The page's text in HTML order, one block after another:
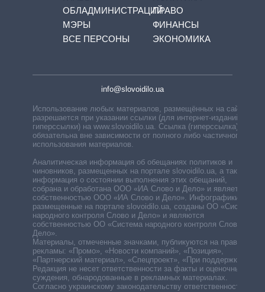
ОБЛАДМИНИСТРАЦИЙ
МЭРЫ
ВСЕ ПЕРСОНЫ
ПРАВО
ФИНАНСЫ
ЭКОНОМИКА
info@slovoidilo.ua
Использование любых материалов, размещённых на сайте,
разрешается при указании ссылки (для интернет-изданий —
гиперссылки) на www.slovoidilo.ua. Ссылка (гиперссылка)
обязательна вне зависимости от полного либо частичного
использования материалов.
Аналитическая информация об обещаниях политиков и
чиновников, размещенных на портале slovoidilo.ua, а также
информация о состоянии выполнения этих обещаний,
собрана и обработана ООО «ИА Слово и Дело» и является
собственностью ООО «ИА Слово и Дело». Инфографики,
размещенные на портале slovoidilo.ua, созданы ОО «Система
народного контроля Слово и Дело» и являются
собственностью ОО «Система народного контроля Слово и
Дело».
Материалы, отмеченные значками, публикуются на правах
рекламы: «Промо», «Новости компаний», «Позиция»,
«Партнерский материал», «Спецпроект», «При поддержке».
Редакция не несет ответственности за факты и оценочные
суждения, обнародованные в рекламных материалах.
Согласно украинскому законодательству ответственность за